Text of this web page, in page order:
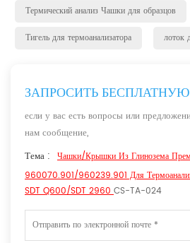
Термический анализ Чашки для образцов
Тигель для термоанализатора
лоток
ЗАПРОСИТЬ
если у вас есть вопросы или
нам сообщение,
Тема : Чашки/крышки Из Глинозема
960070.901/960239.901 Для
SDT Q600/SDT 2960CS-TA-024